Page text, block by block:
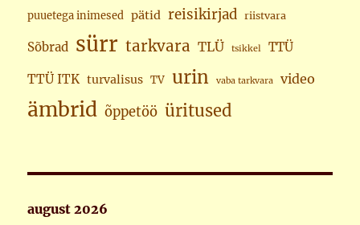
puuetega inimesed pätid reisikirjad riistvara
Sõbrad sürr tarkvara TLÜ tsikkel TTÜ
TTÜ ITK turvalisus TV urin vaba tarkvara video
ämbrid õppetöö üritused
august 2026